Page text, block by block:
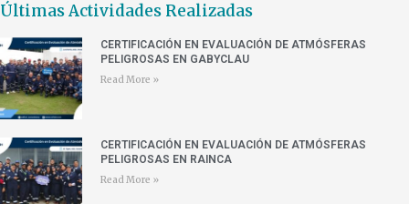
Últimas Actividades Realizadas
CERTIFICACIÓN EN EVALUACIÓN DE ATMÓSFERAS
PELIGROSAS EN GABYCLAU
Read More »
CERTIFICACIÓN EN EVALUACIÓN DE ATMÓSFERAS
PELIGROSAS EN RAINCA
Read More »